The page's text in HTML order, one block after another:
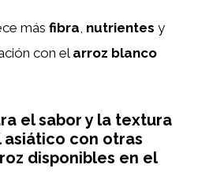
más fibra nutrientes y
con el arroz blanco
el sabor y la textura
con otras
disponibles en el